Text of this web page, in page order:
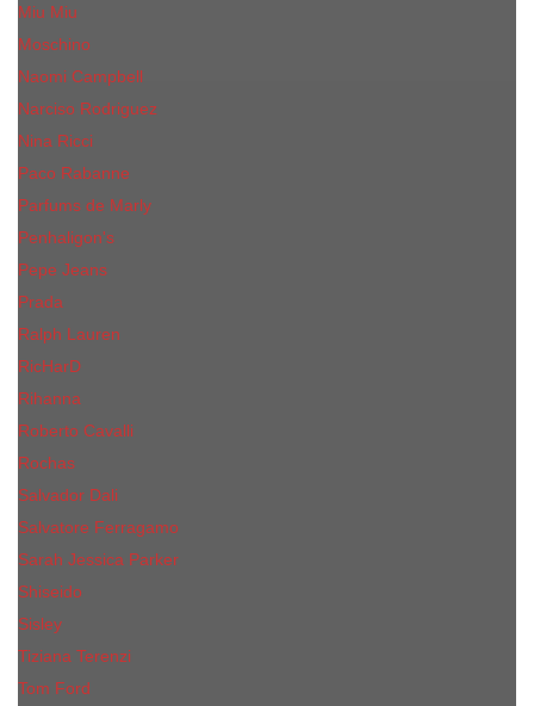
Miu Miu
Mоsсhino
Naomi Campbell
Narciso Rodriguez
Nina Ricci
Paco Rabanne
Parfums de Marly
Penhaligon's
Pepe Jeans
Prada
Ralph Lauren
RicHarD
Rihanna
Roberto Cavalli
Rochas
Salvador Dali
Salvatore Ferragamo
Sarah Jessica Parker
Shiseido
Sisley
Tiziana Terenzi
Tom Ford